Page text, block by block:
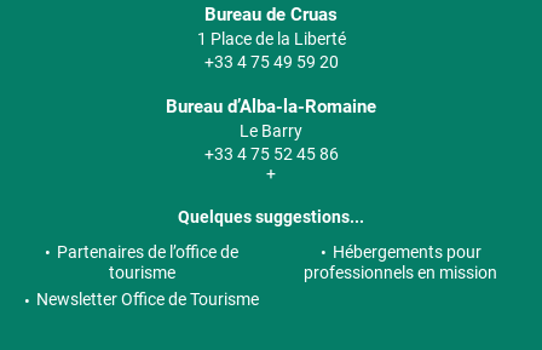
Bureau de Cruas
1 Place de la Liberté
+33 4 75 49 59 20
Bureau d’Alba-la-Romaine
Le Barry
+33 4 75 52 45 86
+
Quelques suggestions...
Partenaires de l’office de
tourisme
Hébergements pour
professionnels en mission
Newsletter Office de Tourisme